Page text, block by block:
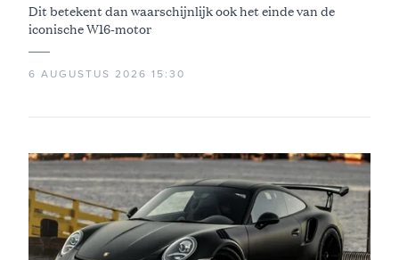
Dit betekent dan waarschijnlijk ook het einde van de
iconische W16-motor
6 AUGUSTUS 2026 15:30